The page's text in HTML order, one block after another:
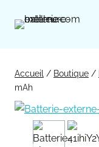
Accueil / Boutique /
mAh